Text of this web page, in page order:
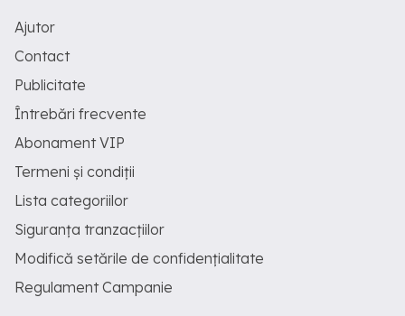
Ajutor
Contact
Publicitate
Întrebări frecvente
Abonament VIP
Termeni și condiții
Lista categoriilor
Siguranța tranzacțiilor
Modifică setările de confidențialitate
Regulament Campanie